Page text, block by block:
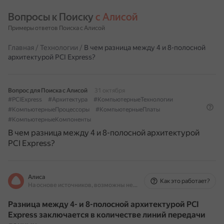
Вопросы к Поиску с Алисой
Примеры ответов Поиска с Алисой
Главная / Технологии / В чем разница между 4 и 8-полосной
архитектурой PCI Express?
Вопрос для Поиска с Алисой
31 октября
#PCIExpress
#Архитектура
#КомпьютерныеТехнологии
#КомпьютерныеПроцессоры
#КомпьютерныеПлаты
#КомпьютерныеКомпоненты
В чем разница между 4 и 8-полосной архитектурой
PCI Express?
Алиса
На основе источников, возможны неточности
Как это работает?
Разница между 4- и 8-полосной архитектурой PCI
Express заключается в количестве линий передачи